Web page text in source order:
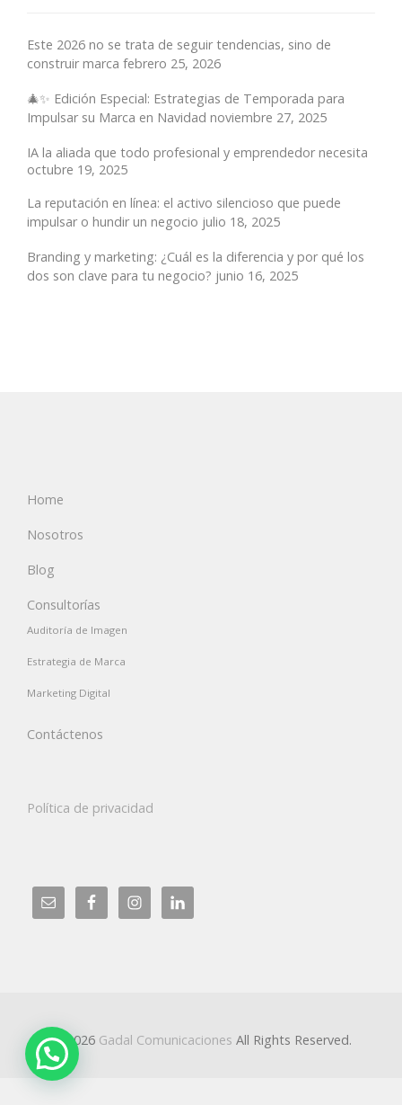
Este 2026 no se trata de seguir tendencias, sino de
construir marca febrero 25, 2026
🎄✨ Edición Especial: Estrategias de Temporada para
Impulsar su Marca en Navidad noviembre 27, 2025
IA la aliada que todo profesional y emprendedor necesita
octubre 19, 2025
La reputación en línea: el activo silencioso que puede
impulsar o hundir un negocio julio 18, 2025
Branding y marketing: ¿Cuál es la diferencia y por qué los
dos son clave para tu negocio? junio 16, 2025
Home
Nosotros
Blog
Consultorías
Auditoría de Imagen
Estrategia de Marca
Marketing Digital
Contáctenos
Política de privacidad
© 2026 Gadal Comunicaciones All Rights Reserved.